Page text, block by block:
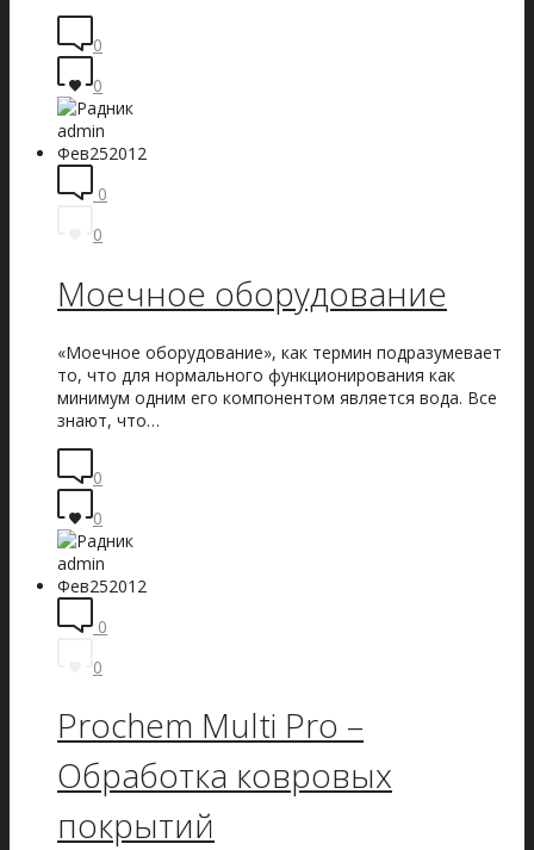
0
0
admin
Фев252012
0
0
Моечное оборудование
«Моечное оборудование», как термин подразумевает
то, что для нормального функционирования как
минимум одним его компонентом является вода. Все
знают, что…
0
0
admin
Фев252012
0
0
Prochem Multi Pro –
Обработка ковровых
покрытий